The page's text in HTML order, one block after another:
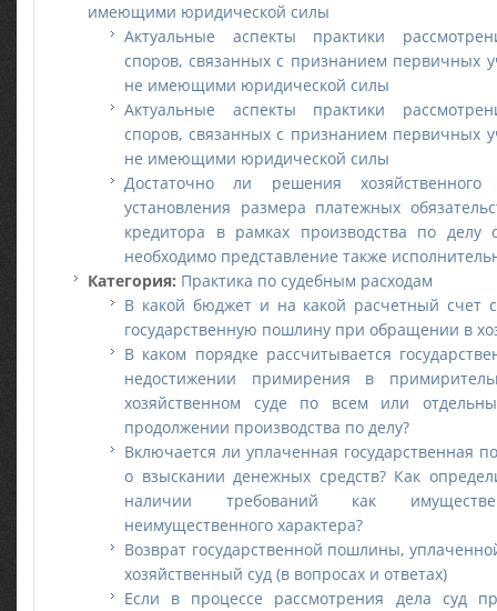
имеющими юридической силы
Актуальные аспекты практики
споров, связанных с признанием первичных
не имеющими юридической силы
Актуальные аспекты практики
споров, связанных с признанием первичных
не имеющими юридической силы
Достаточно ли решения
установления размера платежных
кредитора в рамках производства по делу
необходимо представление также
Категория: Практика по судебным расходам
В какой бюджет и на какой расчетный счет
государственную пошлину при обращении в
В каком порядке рассчитывается
недостижении примирения в
хозяйственном суде по всем или
продолжении производства по делу?
Включается ли уплаченная государственная
о взыскании денежных средств? Как
наличии требований как
неимущественного характера?
Возврат государственной пошлины,
хозяйственный суд (в вопросах и ответах)
Если в процессе рассмотрения дела суд